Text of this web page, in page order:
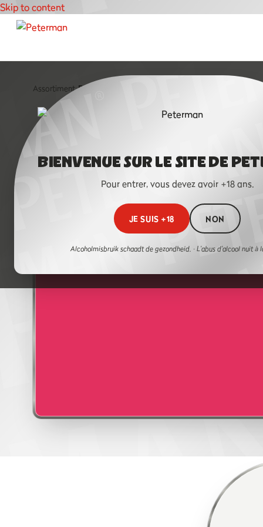
Skip to content
ACCUEIL
À PROPOS
ASSORTIMENT
PETERMAN &
LEMON
ÉVÉNEMENTS
HISTOIRE
BIENVENUE SUR LE SITE DE
Pour entrer, vous devez avoir +18 ans.
JE SUIS +18 NON
Alcoholmisbruik schaadt de gezondheid. · L'abus d'alcool nuit à
Assortiment›Peterman Fruits des Bois